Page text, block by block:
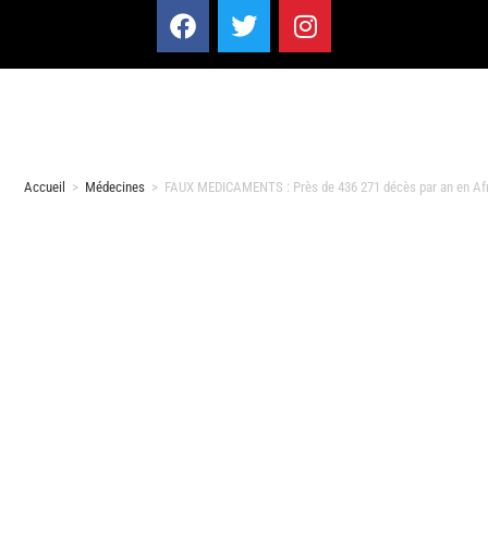
Accueil > Médecines > FAUX MEDICAMENTS : Près de 436 271 décès par an en